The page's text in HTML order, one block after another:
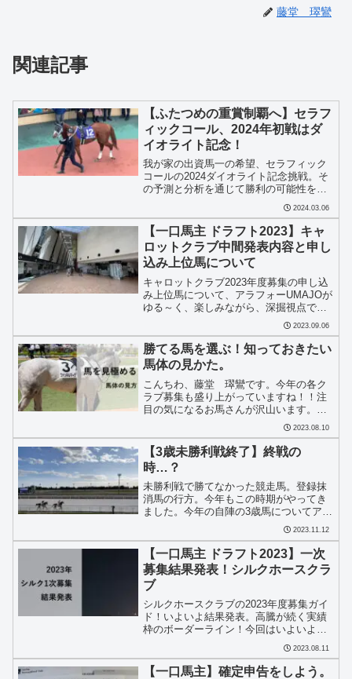
藤堂 璻鸞
関連記事
【ふたつめの重賞制覇へ】セラフ
ィックコール、2024年初戦はダ
イオライト記念！
我が家の出資馬一の希望、セラフィック
コールの2024ダイオライト記念挑戦。そ
の予測と分析を通じて勝利の可能性を探
2024.03.06
【一口馬主 ドラフト2023】キャ
ロットクラブ中間発表内容と申し
込み上位馬について
キャロットクラブ2023年度募集の申し込
み上位馬について、アラフォーUMAJOが
ゆる～く、楽しみながら、深掘視点で徹
底解明！キャロットクラブの募集につい
2023.09.06
勝てる馬を選ぶ！知っておきたい
馬体の見かた。
こんちわ、藤堂 璻鸞です。今年の各ク
ラブ募集も盛り上がっていますね！！注
目の気になるお馬さんが沢山います。数
多くのお馬さんの中から、これは！と思
う馬を選んでいく過程が一口馬主の醍醐
味ですよね。皆さんはどのように選んで
ますか？各クラブから募集...
2023.08.10
【3歳未勝利戦終了】終戦の
時…？
未勝利戦で勝てなかった競走馬。登録抹
消馬の行方。今年もこの時期がやってき
ました。今年の自陣の3歳馬についてアラ
フォーUMAJOがゆる～く、楽しみなが
2023.11.12
【一口馬主 ドラフト2023】一次
募集結果発表！シルクホースクラ
ブ
シルクホースクラブの2023年度募集ガイ
ド！いよいよ結果発表。高騰が続く実績
枠のボーダーライン！今回はいよいよ大
台に。更に今年から導入された10頭制限
の影響は？注目の申込口数と共にアラフ
ォーUMAJOがゆる～く、楽しみながら、
2023.08.11
【一口馬主】確定申告をしよう。